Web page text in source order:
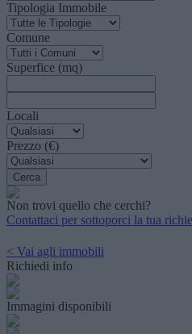
Tipologia Immobile
Comune
Superfice (mq)
Locali
Prezzo (€)
Non trovi quello che cerchi?
Contattaci per sottoporci la tua
< Vai agli immobili
Richiedi info
Immagini disponibili